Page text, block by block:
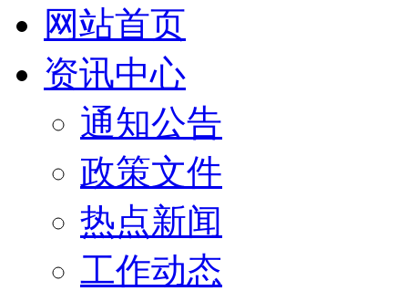
网站首页
资讯中心
通知公告
政策文件
热点新闻
工作动态